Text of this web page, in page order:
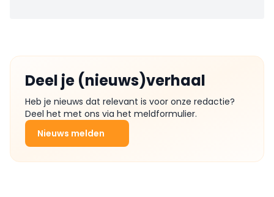
Deel je (nieuws)verhaal
Heb je nieuws dat relevant is voor onze redactie?
Deel het met ons via het meldformulier.
Nieuws melden